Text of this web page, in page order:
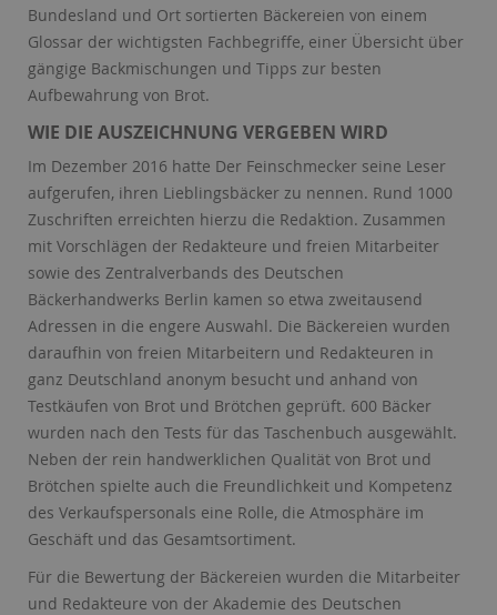
Bundesland und Ort sortierten Bäckereien von einem
Glossar der wichtigsten Fachbegriffe, einer Übersicht über
gängige Backmischungen und Tipps zur besten
Aufbewahrung von Brot.
WIE DIE AUSZEICHNUNG VERGEBEN WIRD
Im Dezember 2016 hatte Der Feinschmecker seine Leser
aufgerufen, ihren Lieblingsbäcker zu nennen. Rund 1000
Zuschriften erreichten hierzu die Redaktion. Zusammen
mit Vorschlägen der Redakteure und freien Mitarbeiter
sowie des Zentralverbands des Deutschen
Bäckerhandwerks Berlin kamen so etwa zweitausend
Adressen in die engere Auswahl. Die Bäckereien wurden
daraufhin von freien Mitarbeitern und Redakteuren in
ganz Deutschland anonym besucht und anhand von
Testkäufen von Brot und Brötchen geprüft. 600 Bäcker
wurden nach den Tests für das Taschenbuch ausgewählt.
Neben der rein handwerklichen Qualität von Brot und
Brötchen spielte auch die Freundlichkeit und Kompetenz
des Verkaufspersonals eine Rolle, die Atmosphäre im
Geschäft und das Gesamtsortiment.
Für die Bewertung der Bäckereien wurden die Mitarbeiter
und Redakteure von der Akademie des Deutschen